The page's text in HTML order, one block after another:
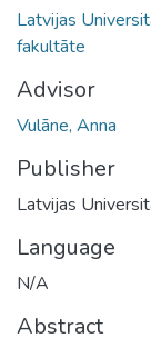
Latvijas
fakultāte
Advisor
Vulāne, Anna
Publisher
Latvijas
Language
N/A
Abstract